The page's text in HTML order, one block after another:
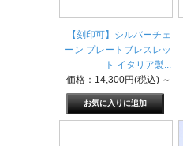
【刻印可】シルバーチェ
ーン プレートブレスレッ
ト イタリア製...
価格：14,300円(税込) ～